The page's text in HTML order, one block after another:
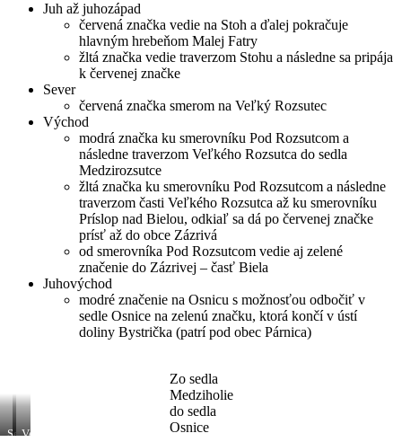
Juh až juhozápad
červená značka vedie na Stoh a ďalej pokračuje
hlavným hrebeňom Malej Fatry
žltá značka vedie traverzom Stohu a následne sa pripája
k červenej značke
Sever
červená značka smerom na Veľký Rozsutec
Východ
modrá značka ku smerovníku Pod Rozsutcom a
následne traverzom Veľkého Rozsutca do sedla
Medzirozsutce
žltá značka ku smerovníku Pod Rozsutcom a následne
traverzom časti Veľkého Rozsutca až ku smerovníku
Príslop nad Bielou, odkiaľ sa dá po červenej značke
prísť až do obce Zázrivá
od smerovníka Pod Rozsutcom vedie aj zelené
značenie do Zázrivej – časť Biela
Juhovýchod
modré značenie na Osnicu s možnosťou odbočiť v
sedle Osnice na zelenú značku, ktorá končí v ústí
doliny Bystrička (patrí pod obec Párnica)
Zo sedla
Medziholie
do sedla
Osnice
SedloVeľký